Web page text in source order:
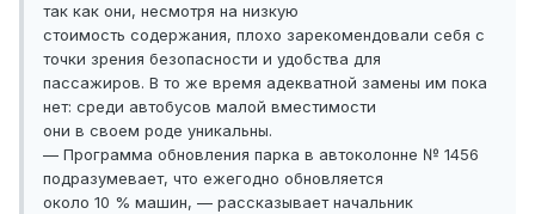
так как они, несмотря на низкую
стоимость содержания, плохо зарекомендовали себя с
точки зрения безопасности и удобства для
пассажиров. В то же время адекватной замены им пока
нет: среди автобусов малой вместимости
они в своем роде уникальны.
— Программа обновления парка в автоколонне № 1456
подразумевает, что ежегодно обновляется
около 10 % машин, — рассказывает начальник